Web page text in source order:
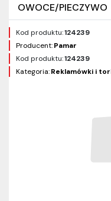
OWOCE/PIECZYWO
Kod produktu:124239
Producent:Pamar
Kod produktu:124239
Kategoria:Reklamówki i